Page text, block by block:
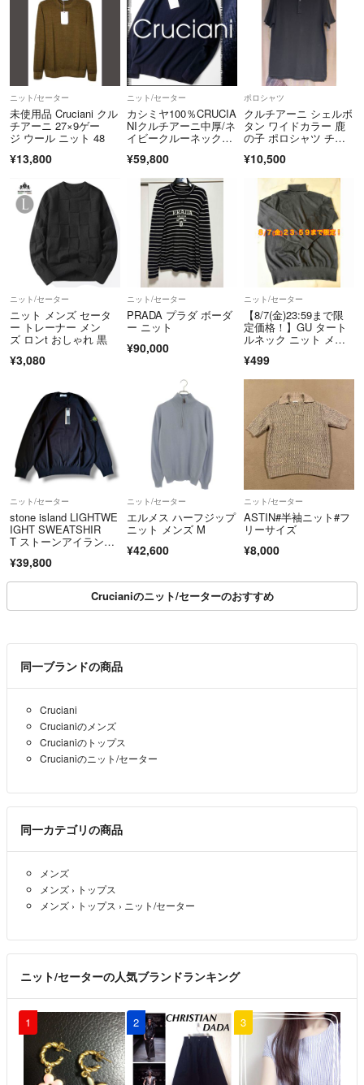
東京都公安委員会 第303290909599号
適格請求書発行事業者登録番号
T3020001046368
【顧問弁護士】
鈴木・久保田法律事務所
ニット/セーター
未使用品 Cruciani クル
チアーニ 27×9ゲー
ジ ウール ニット 48
¥13,800
ニット/セーター
カシミヤ100％CRUCIA
NIクルチアーニ中厚/ネ
イビークルーネックニ
¥59,800
ポロシャツ
クルチアーニ シェルボ
タン ワイドカラー 鹿
の子 ポロシャツ チャ
¥10,500
ニット/セーター
ニット メンズ セータ
ー トレーナー メン
ズ ロンt おしゃれ 黒
¥3,080
ニット/セーター
PRADA プラダ ボーダ
ー ニット
¥90,000
ニット/セーター
【8/7(金)23:59まで限
定価格！】GU タート
ルネック ニット メン
ク 無地 シンプル ジー
ユー L
¥499
ニット/セーター
stone island LIGHTWE
IGHT SWEATSHIR
T ストーンアイラン
¥39,800
ニット/セーター
エルメス ハーフジップ
ニット メンズ M
¥42,600
ニット/セーター
ASTIN#半袖ニット#フ
リーサイズ
¥8,000
Crucianiのニット/セーターのおすすめ
同一ブランドの商品
Cruciani
Crucianiのメンズ
Crucianiのトップス
Crucianiのニット/セーター
同一カテゴリの商品
メンズ
メンズ › トップス
メンズ › トップス › ニット/セーター
ニット/セーターの人気ブランドランキング
1 2 3